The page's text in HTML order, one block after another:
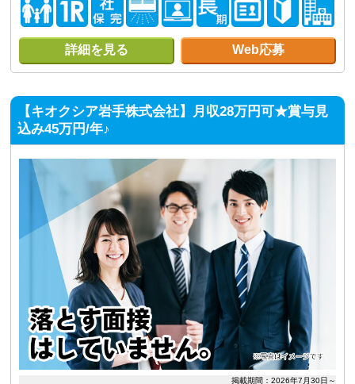
詳細を見る Web応募
【キオクシア岩手株式会社】月収28万円可★賞与見
込み45万円/年♪
掲載期間：2026年7月30日～